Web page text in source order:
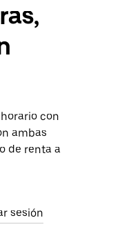
con
ambas
de renta a
sesión